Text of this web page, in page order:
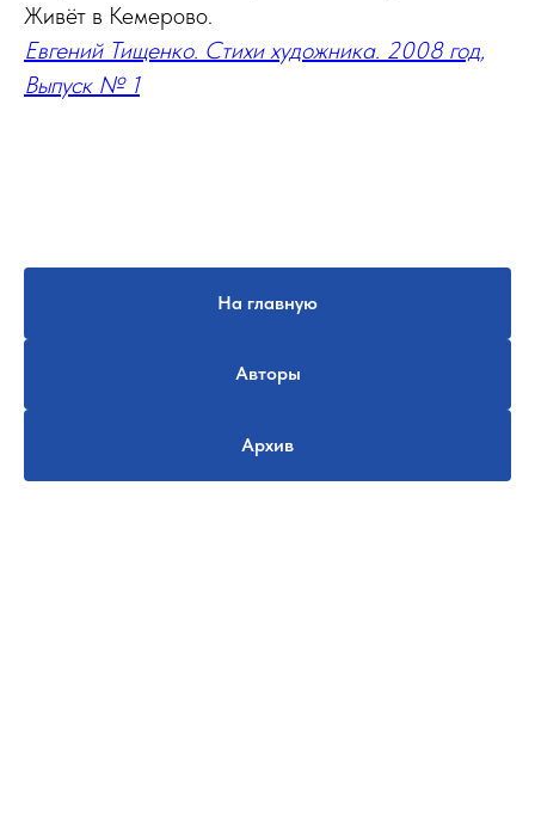
Живёт в Кемерово.
Евгений Тищенко. Стихи художника. 2008 год,
Выпуск № 1
На главную
Авторы
Архив